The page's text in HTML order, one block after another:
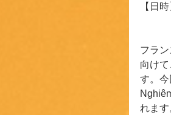
【日
フラ
向け
す。
れます